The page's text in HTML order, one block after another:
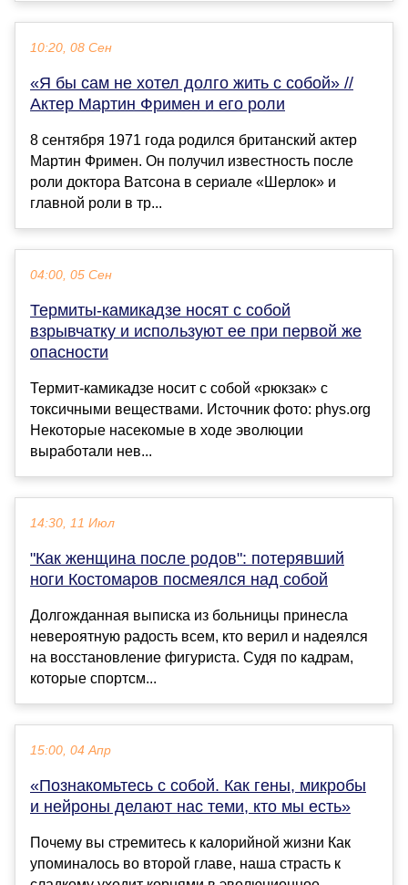
10:20, 08 Сен
«Я бы сам не хотел долго жить с собой» //
Актер Мартин Фримен и его роли
8 сентября 1971 года родился британский актер
Мартин Фримен. Он получил известность после
роли доктора Ватсона в сериале «Шерлок» и
главной роли в тр...
04:00, 05 Сен
Термиты-камикадзе носят с собой
взрывчатку и используют ее при первой же
опасности
Термит-камикадзе носит с собой «рюкзак» с
токсичными веществами. Источник фото: phys.org
Некоторые насекомые в ходе эволюции
выработали нев...
14:30, 11 Июл
"Как женщина после родов": потерявший
ноги Костомаров посмеялся над собой
Долгожданная выписка из больницы принесла
невероятную радость всем, кто верил и надеялся
на восстановление фигуриста. Судя по кадрам,
которые спортсм...
15:00, 04 Апр
«Познакомьтесь с собой. Как гены, микробы
и нейроны делают нас теми, кто мы есть»
Почему вы стремитесь к калорийной жизни Как
упоминалось во второй главе, наша страсть к